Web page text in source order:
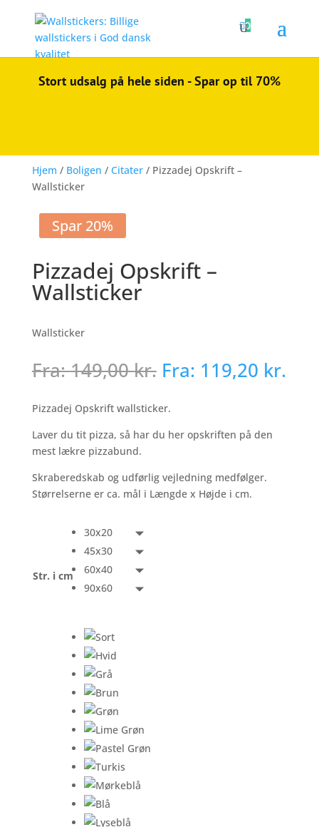
0
Stort udsalg på hele siden - Spar op til 70%
Hjem / Boligen / Citater/ Pizzadej Opskrift –
Wallsticker
Spar 20%
Pizzadej Opskrift –
Wallsticker
Wallsticker
Fra:149,00kr. Fra: 119,20 kr.
Pizzadej Opskrift wallsticker.
Laver du tit pizza, så har du her opskriften på den
mest lækre pizzabund.
Skraberedskab og udførlig vejledning medfølger.
Størrelserne er ca. mål i Længde x Højde i cm.
Str. i cm
30x20
45x30
60x40
90x60